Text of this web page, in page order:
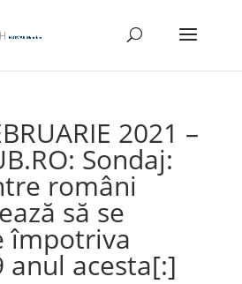
2021 –
Sondaj:
români
să se
împotriva
anul acesta[:]